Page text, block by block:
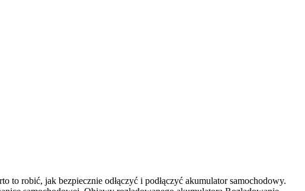
robić, jak bezpiecznie odłączyć i podłączyć akumulator samochodowy.